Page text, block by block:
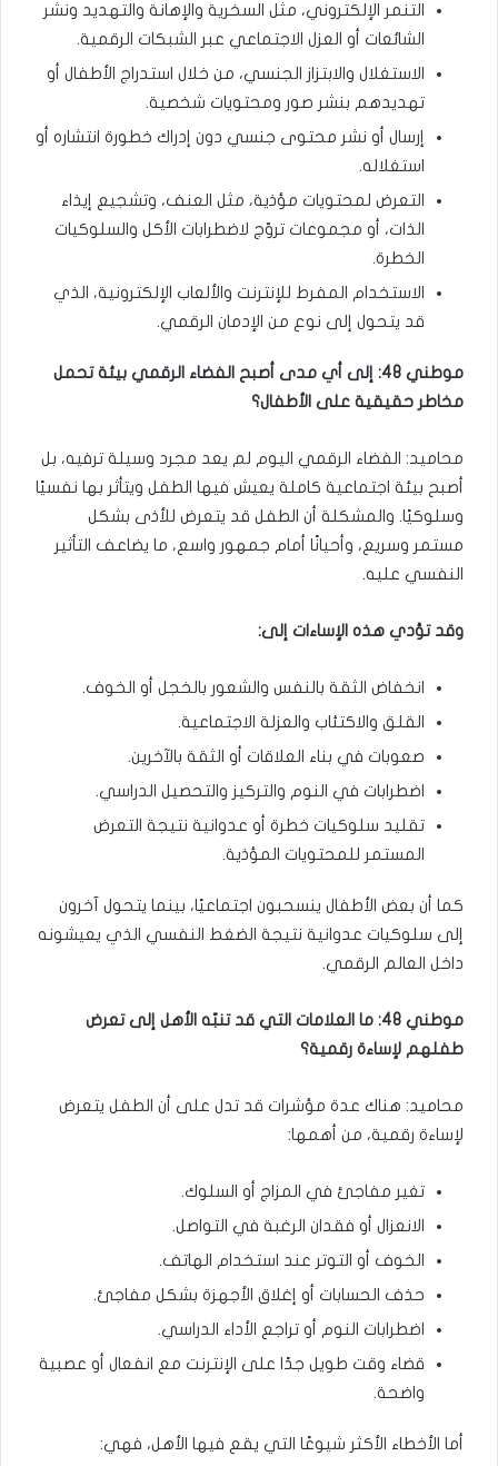
التنمر الإلكتروني، مثل السخرية والإهانة والتهديد ونشر
الشائعات أو العزل الاجتماعي عبر الشبكات الرقمية.
الاستغلال والابتزاز الجنسي، من خلال استدراج الأطفال أو
تهديدهم بنشر صور ومحتويات شخصية.
إرسال أو نشر محتوى جنسي دون إدراك خطورة انتشاره أو
استغلاله.
التعرض لمحتويات مؤذية، مثل العنف، وتشجيع إيذاء
الذات، أو مجموعات تروّج لاضطرابات الأكل والسلوكيات
الخطرة.
الاستخدام المفرط للإنترنت والألعاب الإلكترونية، الذي
قد يتحول إلى نوع من الإدمان الرقمي.
موطني 48: إلى أي مدى أصبح الفضاء الرقمي بيئة تحمل
مخاطر حقيقية على الأطفال؟
محاميد: الفضاء الرقمي اليوم لم يعد مجرد وسيلة ترفيه، بل
أصبح بيئة اجتماعية كاملة يعيش فيها الطفل ويتأثر بها نفسيًا
وسلوكيًا. والمشكلة أن الطفل قد يتعرض للأذى بشكل
مستمر وسريع، وأحيانًا أمام جمهور واسع، ما يضاعف التأثير
النفسي عليه.
وقد تؤدي هذه الإساءات إلى:
انخفاض الثقة بالنفس والشعور بالخجل أو الخوف.
القلق والاكتئاب والعزلة الاجتماعية.
صعوبات في بناء العلاقات أو الثقة بالآخرين.
اضطرابات في النوم والتركيز والتحصيل الدراسي.
تقليد سلوكيات خطرة أو عدوانية نتيجة التعرض
المستمر للمحتويات المؤذية.
كما أن بعض الأطفال ينسحبون اجتماعيًا، بينما يتحول آخرون
إلى سلوكيات عدوانية نتيجة الضغط النفسي الذي يعيشونه
داخل العالم الرقمي.
موطني 48: ما العلامات التي قد تنبّه الأهل إلى تعرض
طفلهم لإساءة رقمية؟
محاميد: هناك عدة مؤشرات قد تدل على أن الطفل يتعرض
لإساءة رقمية، من أهمها:
تغير مفاجئ في المزاج أو السلوك.
الانعزال أو فقدان الرغبة في التواصل.
الخوف أو التوتر عند استخدام الهاتف.
حذف الحسابات أو إغلاق الأجهزة بشكل مفاجئ.
اضطرابات النوم أو تراجع الأداء الدراسي.
قضاء وقت طويل جدًا على الإنترنت مع انفعال أو عصبية
واضحة.
أما الأخطاء الأكثر شيوعًا التي يقع فيها الأهل، فهي: